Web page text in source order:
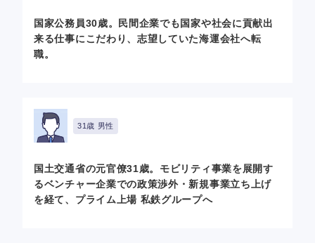
国家公務員30歳。民間企業でも国家や社会に貢献出
来る仕事にこだわり、志望していた海運会社へ転
職。
31歳 男性
国土交通省の元官僚31歳。モビリティ事業を展開す
るベンチャー企業での政策渉外・新規事業立ち上げ
を経て、プライム上場 私鉄グループへ